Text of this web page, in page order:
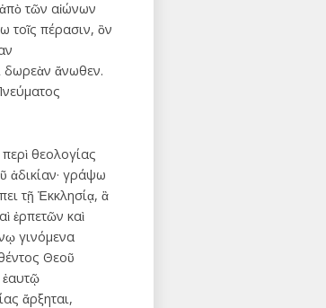
τῶν αἰώνων
τοῖς πέρασιν, ὃν
δωρεὰν ἄνωθεν.
θεολογίας
ἀδικίαν· γράψω
τῇ Ἐκκλησίᾳ, ἃ
ἑρπετῶν καὶ
γινόμενα
Θεοῦ
ἑαυτῷ
ἄρξηται,